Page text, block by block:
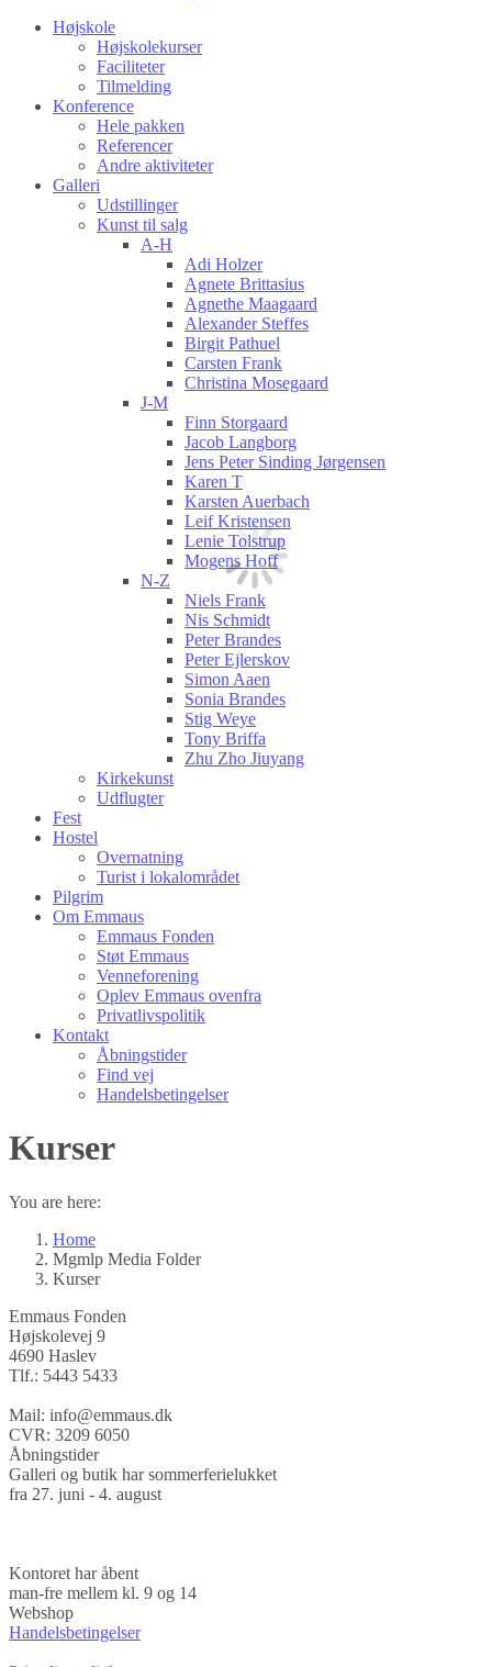
Højskole
Højskolekurser
Faciliteter
Tilmelding
Konference
Hele pakken
Referencer
Andre aktiviteter
Galleri
Udstillinger
Kunst til salg
A-H
Adi Holzer
Agnete Brittasius
Agnethe Maagaard
Alexander Steffes
Birgit Pathuel
Carsten Frank
Christina Mosegaard
J-M
Finn Storgaard
Jacob Langborg
Jens Peter Sinding Jørgensen
Karen T
Karsten Auerbach
Leif Kristensen
Lenie Tolstrup
Mogens Hoff
N-Z
Niels Frank
Nis Schmidt
Peter Brandes
Peter Ejlerskov
Simon Aaen
Sonia Brandes
Stig Weye
Tony Briffa
Zhu Zho Jiuyang
Kirkekunst
Udflugter
Fest
Hostel
Overnatning
Turist i lokalområdet
Pilgrim
Om Emmaus
Emmaus Fonden
Støt Emmaus
Venneforening
Oplev Emmaus ovenfra
Privatlivspolitik
Kontakt
Åbningstider
Find vej
Handelsbetingelser
Kurser
You are here:
Home
Mgmlp Media Folder
Kurser
Emmaus Fonden
Højskolevej 9
4690 Haslev
Tlf.: 5443 5433
Mail: info@emmaus.dk
CVR: 3209 6050
Åbningstider
Galleri og butik har sommerferielukket
fra 27. juni - 4. august
Kontoret har åbent
man-fre mellem kl. 9 og 14
Webshop
Handelsbetingelser